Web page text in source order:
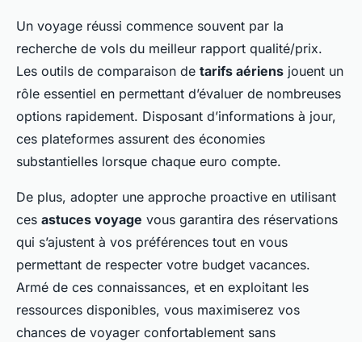
Un voyage réussi commence souvent par la
recherche de vols du meilleur rapport qualité/prix.
Les outils de comparaison de tarifs aériens jouent un
rôle essentiel en permettant d’évaluer de nombreuses
options rapidement. Disposant d’informations à jour,
ces plateformes assurent des économies
substantielles lorsque chaque euro compte.
De plus, adopter une approche proactive en utilisant
ces astuces voyage vous garantira des réservations
qui s’ajustent à vos préférences tout en vous
permettant de respecter votre budget vacances.
Armé de ces connaissances, et en exploitant les
ressources disponibles, vous maximiserez vos
chances de voyager confortablement sans